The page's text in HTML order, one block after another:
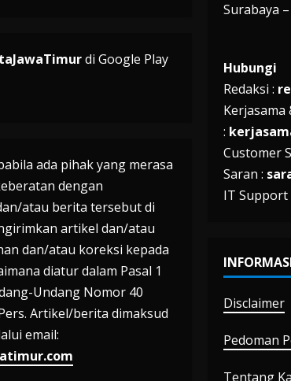
di Google Play
ada pihak yang merasa
dengan
atau berita tersebut di
artikel dan/atau
dan/atau koreksi kepada
diatur dalam Pasal 1
Undang Nomor 40
Artikel/berita dimaksud
email:
Surabaya
Hubungi
Redaksi :
:
Customer
Saran :
IT Support
Disclaimer
Pedoman
Tentang